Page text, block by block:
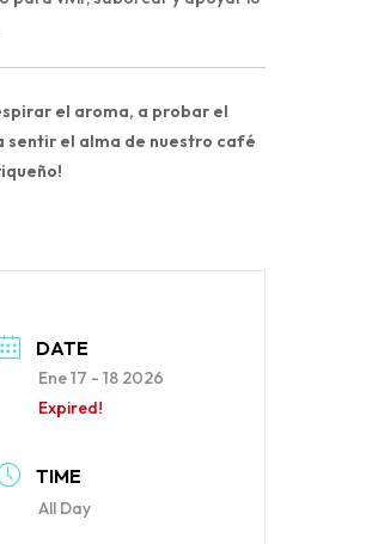
el aroma, a probar el
sentir el alma de nuestro café
DATE
Ene 17 - 18 2026
Expired!
TIME
All Day